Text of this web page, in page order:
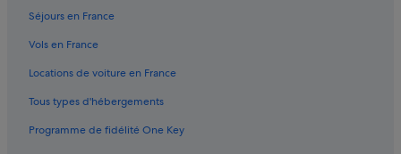
Kuta : hôtels Hôtels safari
Kuta : hôtels Hôtels avec centre de fitness
Kuta : hôtels Hôtels pour faire du shopping
Kuta : hôtels Hôtels avec spa
Kuta : hôtels Hôtels d’aventure
Séjours en France
Vols en France
Locations de voiture en France
Tous types d'hébergements
Programme de fidélité One Key